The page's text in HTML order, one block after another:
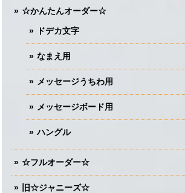
☆かんたんオーダー☆
ドデカ文字
なまえ用
メッセージうちわ用
メッセージボード用
ハングル
☆フルオーダー☆
旧☆ジャニーズ☆